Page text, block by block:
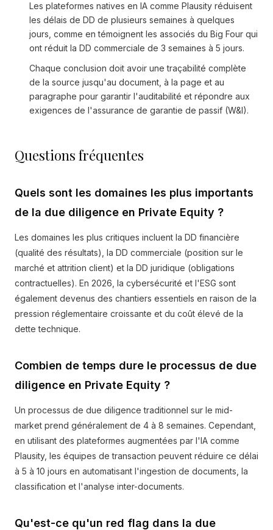
Les plateformes natives en IA comme Plausity réduisent
les délais de DD de plusieurs semaines à quelques
jours, comme en témoignent les associés du Big Four qui
ont réduit la DD commerciale de 3 semaines à 5 jours.
Chaque conclusion doit avoir une traçabilité complète
de la source jusqu'au document, à la page et au
paragraphe pour garantir l'auditabilité et répondre aux
exigences de l'assurance de garantie de passif (W&I).
Questions fréquentes
Quels sont les domaines les plus importants
de la due diligence en Private Equity ?
Les domaines les plus critiques incluent la DD financière
(qualité des résultats), la DD commerciale (position sur le
marché et attrition client) et la DD juridique (obligations
contractuelles). En 2026, la cybersécurité et l'ESG sont
également devenus des chantiers essentiels en raison de la
pression réglementaire croissante et du coût élevé de la
dette technique.
Combien de temps dure le processus de due
diligence en Private Equity ?
Un processus de due diligence traditionnel sur le mid-
market prend généralement de 4 à 8 semaines. Cependant,
en utilisant des plateformes augmentées par l'IA comme
Plausity, les équipes de transaction peuvent réduire ce délai
à 5 à 10 jours en automatisant l'ingestion de documents, la
classification et l'analyse inter-documents.
Qu'est-ce qu'un red flag dans la due